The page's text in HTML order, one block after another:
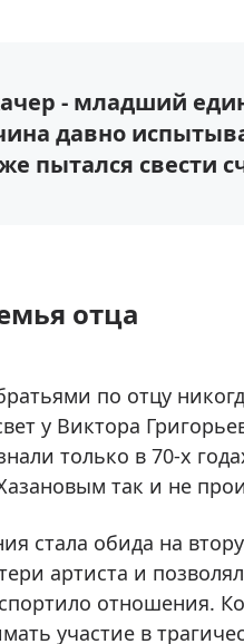
- младший
давно
пытался свести
отца
по отцу
у Виктора
только в 70-х
так и не
стала обида на
артиста и
отношения.
участие в